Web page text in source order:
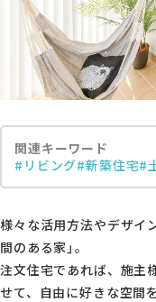
モデルハウス・支店
家づくりコラム
オーナーの方へ
関連キーワード
#リビング#新築住宅#
様々な活用方法やデザイ
間のある家」。
注文住宅であれば、施主
せて、自由に好きな空間